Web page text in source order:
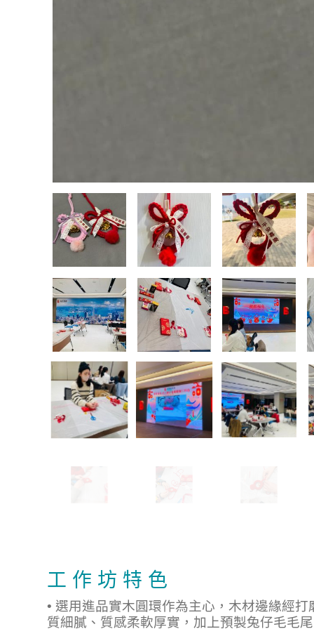
工 作 坊 特 色
• 選用進品實木圓環作為主心，木材邊緣經
質細膩、質感柔軟厚實，加上預製兔仔毛毛